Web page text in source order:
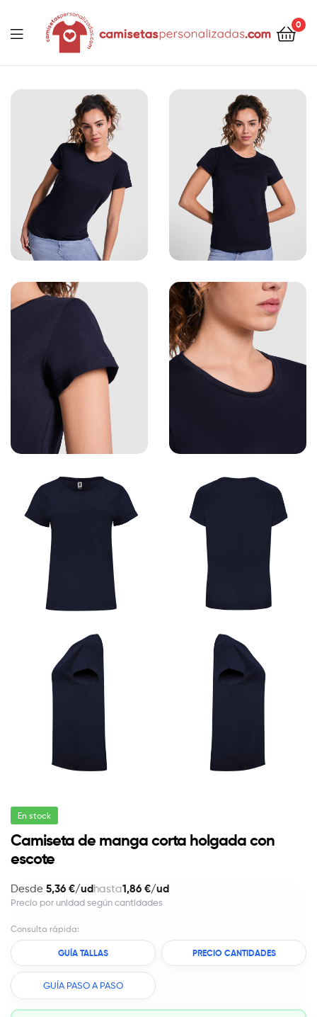
Camisetaspersonalizadas.com
0
En stock
Camiseta de manga corta holgada con
escote
Desde 5,36 €/udhasta1,86 €/ud
Precio por unidad según cantidades
Consulta rápida:
GUÍA TALLAS PRECIO CANTIDADES
GUÍA PASO A PASO